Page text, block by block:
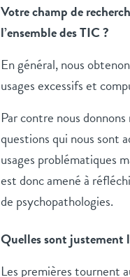
Votre champ de
l’ensemble des TIC ?
En général, nous
usages excessifs et
Par contre nous
questions qui nous sont
usages problématiques
est donc amené à
de psychopathologies.
Quelles sont justement
Les premières tournent